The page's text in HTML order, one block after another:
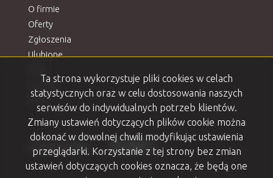
O firmie
Oferty
Zgłoszenia
Ulubione
Kontakt
Rodo
social media Facebook
Facebook
Facebook
Facebook
Facebook
Ta strona wykorzystuje pliki cookies w celach
statystycznych oraz w celu dostosowania naszych
serwisów do indywidualnych potrzeb klientów.
Zmiany ustawień dotyczących plików cookie można
dokonać w dowolnej chwili modyfikując ustawienia
przeglądarki. Korzystanie z tej strony bez zmian
ustawień dotyczących cookies oznacza, że będą one